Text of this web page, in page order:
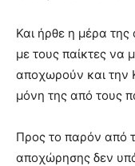
Και ήρθε η μέρα
με τους παίκτες να
αποχωρούν και την
μόνη της από τους
Προς το παρόν από
αποχώρησης δεν